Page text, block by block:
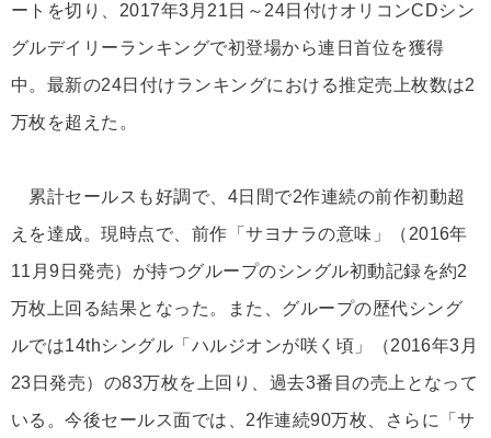
ートを切り、2017年3月21日～24日付けオリコンCDシン
グルデイリーランキングで初登場から連日首位を獲得
中。最新の24日付けランキングにおける推定売上枚数は2
万枚を超えた。
累計セールスも好調で、4日間で2作連続の前作初動超
えを達成。現時点で、前作「サヨナラの意味」（2016年
11月9日発売）が持つグループのシングル初動記録を約2
万枚上回る結果となった。また、グループの歴代シング
ルでは14thシングル「ハルジオンが咲く頃」（2016年3月
23日発売）の83万枚を上回り、過去3番目の売上となって
いる。今後セールス面では、2作連続90万枚、さらに「サ